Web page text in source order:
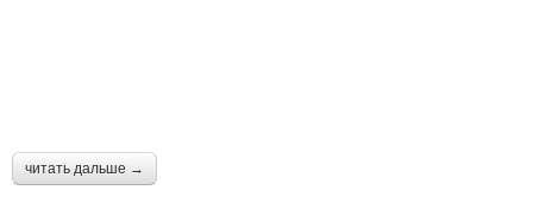
читать дальше →